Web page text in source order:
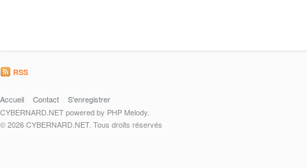
RSS
Accueil Contact
S'enregistrer
CYBERNARD.NET powered by PHP Melody.
© 2026 CYBERNARD.NET. Tous droits réservés